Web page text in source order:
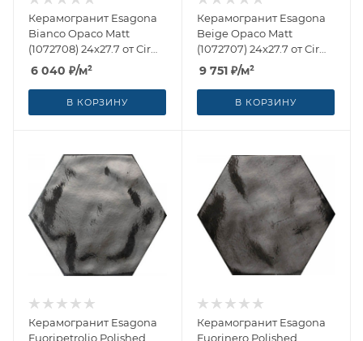
Керамогранит Esagona
Bianco Opaco Matt
(1072708) 24x27.7 от Cir
Ceramiche (Италия)
6 040 ₽/м²
В КОРЗИНУ
Керамогранит Esagona
Beige Opaco Matt
(1072707) 24x27.7 от Cir
Ceramiche (Италия)
9 751 ₽/м²
В КОРЗИНУ
Керамогранит Esagona
Fuoripetrolio Polished
Керамогранит Esagona
Fuorinero Polished